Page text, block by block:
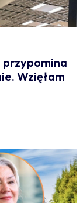
przypomina
Wzięłam